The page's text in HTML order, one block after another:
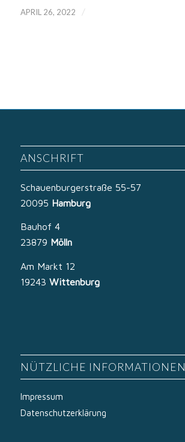
APRIL 26, 2022 /
ANSCHRIFT
Schauenburgerstraße 55-57
20095 Hamburg
Bauhof 4
23879 Mölln
Am Markt 12
19243 Wittenburg
NÜTZLICHE INFORMATIONEN
Impressum
Datenschutzerklärung